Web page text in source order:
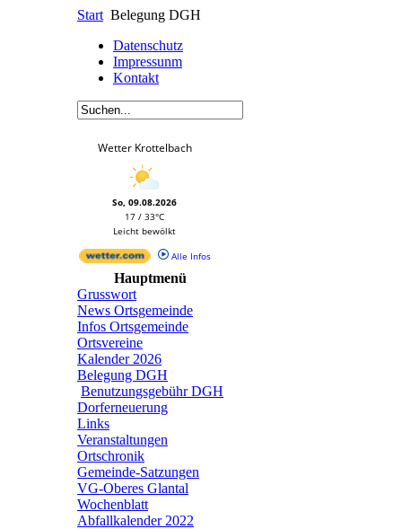
Start Belegung DGH
Datenschutz
Impressunm
Kontakt
Wetter Krottelbach
So, 09.08.2026
17 / 33°C
Leicht bewölkt
Alle Infos
Hauptmenü
Grusswort
News Ortsgemeinde
Infos Ortsgemeinde
Ortsvereine
Kalender 2026
Belegung DGH
Benutzungsgebühr DGH
Dorferneuerung
Links
Veranstaltungen
Ortschronik
Gemeinde-Satzungen
VG-Oberes Glantal
Wochenblatt
Abfallkalender 2022